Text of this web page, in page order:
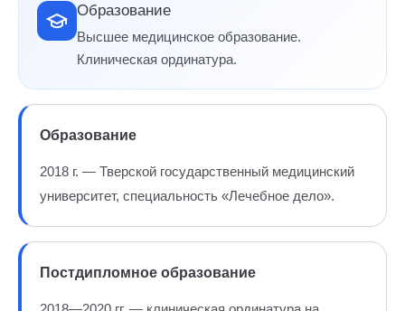
Образование
Высшее медицинское образование.
Клиническая ординатура.
Образование
2018 г. — Тверской государственный медицинский
университет, специальность «Лечебное дело».
Постдипломное образование